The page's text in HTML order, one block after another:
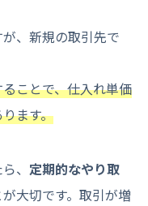
、新規の取引先で
ことで、仕入れ単価
ます。
、定期的なやり取
が大切です。取引が増